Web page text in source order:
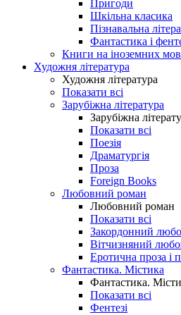
Пригоди
Шкільна класика
Пізнавальна
Фантастика і
Книги на іноземних
Художня література
Художня література
Показати всі
Зарубіжна література
Зарубіжна
Показати всі
Поезія
Драматургія
Проза
Foreign Books
Любовний роман
Любовний роман
Показати всі
Закордонний
Вітчизняний
Еротична проза і
Фантастика. Містика
Фантастика.
Показати всі
Фентезі